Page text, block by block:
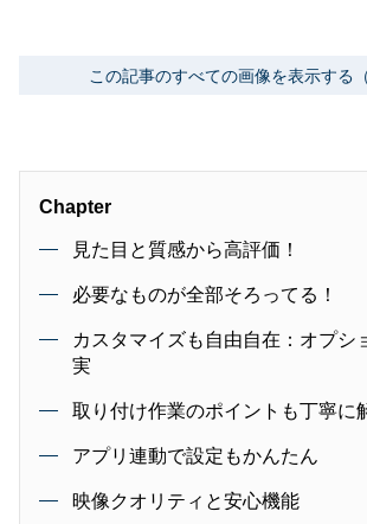
この記事のすべての画像を表示する
Chapter
見た目と質感から高評価！
必要なものが全部そろってる！
カスタマイズも自由自在：オプシ
実
取り付け作業のポイントも丁寧に
アプリ連動で設定もかんたん
映像クオリティと安心機能